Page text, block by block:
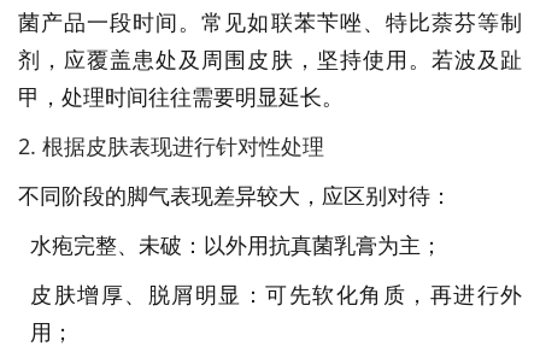
菌产品一段时间。常见如联苯苄唑、特比萘芬等制
剂，应覆盖患处及周围皮肤，坚持使用。若波及趾
甲，处理时间往往需要明显延长。
2. 根据皮肤表现进行针对性处理
不同阶段的脚气表现差异较大，应区别对待：
水疱完整、未破：以外用抗真菌乳膏为主；
皮肤增厚、脱屑明显：可先软化角质，再进行外
用；